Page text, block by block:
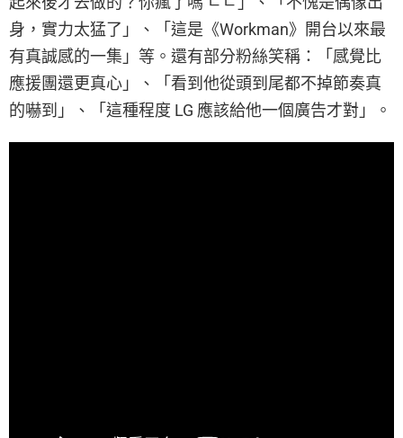
身，實力太猛了」、「這是《Workman》開台以來最
有真誠感的一集」等。還有部分粉絲笑稱：「感覺比
應援團還更真心」、「看到他從頭到尾都不掉節奏真
的嚇到」、「這種程度 LG 應該給他一個廣告才對」。